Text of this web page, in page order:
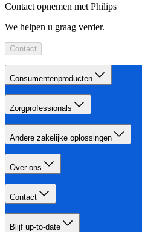
Contact opnemen met Philips
We helpen u graag verder.
Contact
Consumentenproducten
Zorgprofessionals
Andere zakelijke oplossingen
Over ons
Contact
Blijf up-to-date